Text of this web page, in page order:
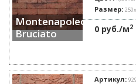
Montenapoleone
Bruciato
Размер:
0 руб./м2
Артикул: